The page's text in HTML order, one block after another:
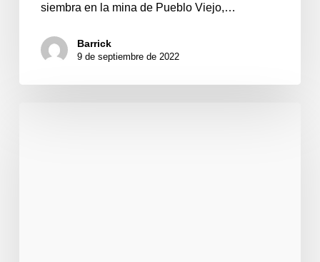
siembra en la mina de Pueblo Viejo,…
Barrick
9 de septiembre de 2022